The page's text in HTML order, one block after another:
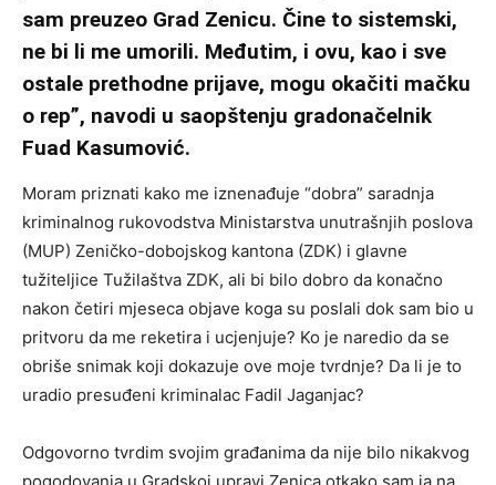
sam preuzeo Grad Zenicu. Čine to sistemski,
ne bi li me umorili. Međutim, i ovu, kao i sve
ostale prethodne prijave, mogu okačiti mačku
o rep”, navodi u saopštenju gradonačelnik
Fuad Kasumović.
Moram priznati kako me iznenađuje “dobra” saradnja
kriminalnog rukovodstva Ministarstva unutrašnjih poslova
(MUP) Zeničko-dobojskog kantona (ZDK) i glavne
tužiteljice Tužilaštva ZDK, ali bi bilo dobro da konačno
nakon četiri mjeseca objave koga su poslali dok sam bio u
pritvoru da me reketira i ucjenjuje? Ko je naredio da se
obriše snimak koji dokazuje ove moje tvrdnje? Da li je to
uradio presuđeni kriminalac Fadil Jaganjac?
Odgovorno tvrdim svojim građanima da nije bilo nikakvog